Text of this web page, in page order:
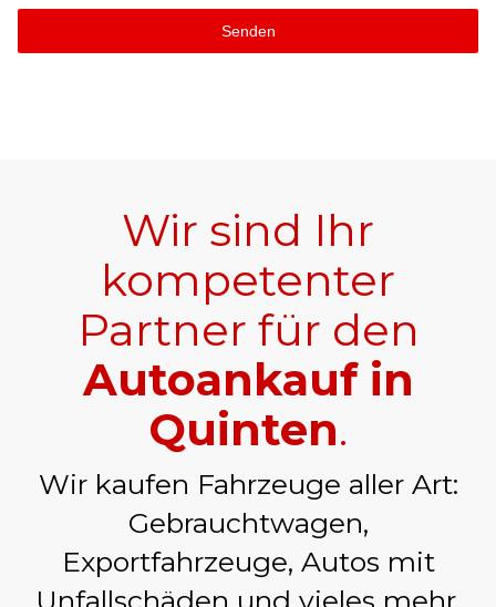
Senden
Wir sind Ihr
kompetenter
Partner für den
Autoankauf in
Quinten.
Wir kaufen Fahrzeuge aller Art:
Gebrauchtwagen,
Exportfahrzeuge, Autos mit
Unfallschäden und vieles mehr.